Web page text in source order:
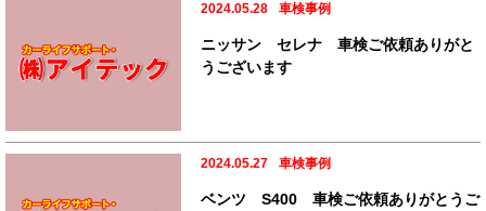
2024.05.28 車検事例
ニッサン セレナ 車検ご依頼ありがと
うございます
2024.05.27 車検事例
ベンツ S400 車検ご依頼ありがとうご